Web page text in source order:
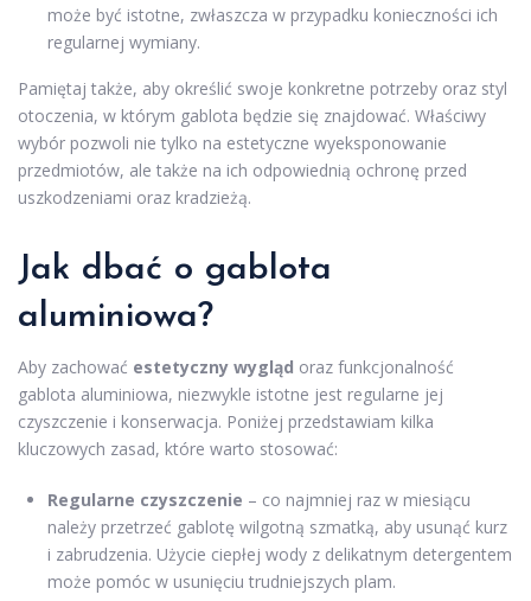
może być istotne, zwłaszcza w przypadku konieczności ich
regularnej wymiany.
Pamiętaj także, aby określić swoje konkretne potrzeby oraz styl
otoczenia, w którym gablota będzie się znajdować. Właściwy
wybór pozwoli nie tylko na estetyczne wyeksponowanie
przedmiotów, ale także na ich odpowiednią ochronę przed
uszkodzeniami oraz kradzieżą.
Jak dbać o gablota
aluminiowa?
Aby zachować estetyczny wygląd oraz funkcjonalność
gablota aluminiowa, niezwykle istotne jest regularne jej
czyszczenie i konserwacja. Poniżej przedstawiam kilka
kluczowych zasad, które warto stosować:
Regularne czyszczenie – co najmniej raz w miesiącu
należy przetrzeć gablotę wilgotną szmatką, aby usunąć kurz
i zabrudzenia. Użycie ciepłej wody z delikatnym detergentem
może pomóc w usunięciu trudniejszych plam.